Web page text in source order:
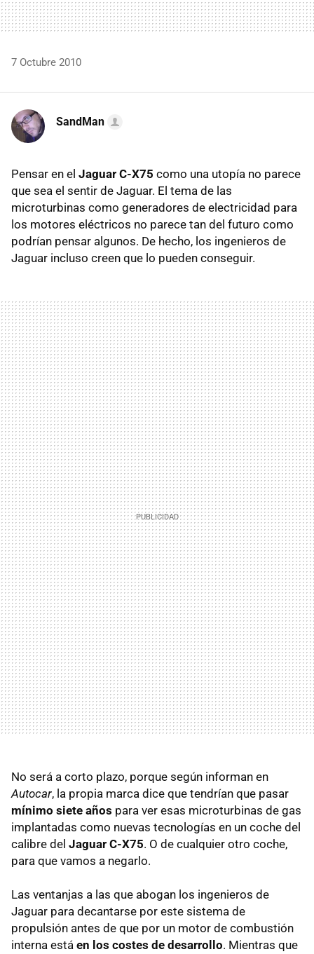
7 Octubre 2010
SandMan
Pensar en el Jaguar C-X75 como una utopía no parece
que sea el sentir de Jaguar. El tema de las
microturbinas como generadores de electricidad para
los motores eléctricos no parece tan del futuro como
podrían pensar algunos. De hecho, los ingenieros de
Jaguar incluso creen que lo pueden conseguir.
No será a corto plazo, porque según informan en
Autocar, la propia marca dice que tendrían que pasar
mínimo siete años para ver esas microturbinas de gas
implantadas como nuevas tecnologías en un coche del
calibre del Jaguar C-X75. O de cualquier otro coche,
para que vamos a negarlo.
Las ventanjas a las que abogan los ingenieros de
Jaguar para decantarse por este sistema de
propulsión antes de que por un motor de combustión
interna está en los costes de desarrollo. Mientras que